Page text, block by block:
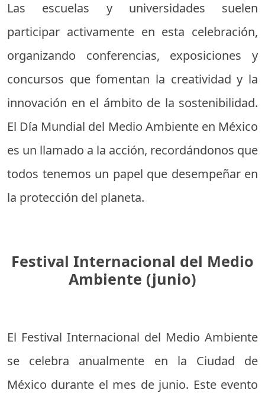
Las escuelas y universidades suelen
participar activamente en esta celebración,
organizando conferencias, exposiciones y
concursos que fomentan la creatividad y la
innovación en el ámbito de la sostenibilidad.
El Día Mundial del Medio Ambiente en México
es un llamado a la acción, recordándonos que
todos tenemos un papel que desempeñar en
la protección del planeta.
Festival Internacional del Medio
Ambiente (junio)
El Festival Internacional del Medio Ambiente
se celebra anualmente en la Ciudad de
México durante el mes de junio. Este evento